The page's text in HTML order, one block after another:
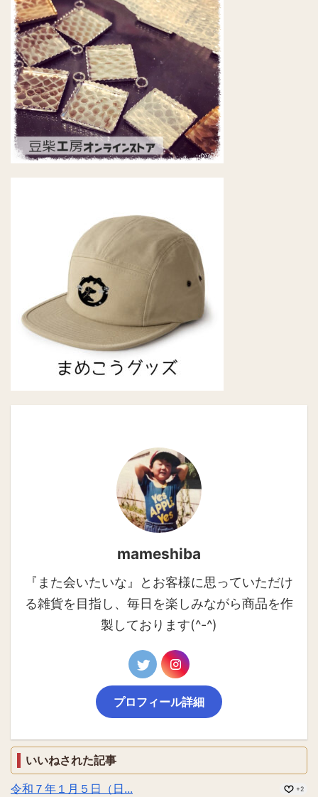
mameshiba
『また会いたいな』とお客様に思っていただけ
る雑貨を目指し、毎日を楽しみながら商品を作
製しております(^-^)
プロフィール詳細
いいねされた記事
令和７年１月５日（日...
+2